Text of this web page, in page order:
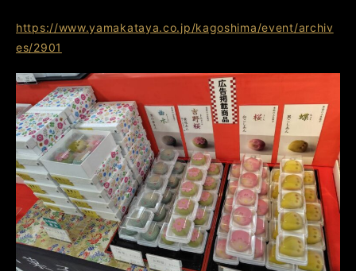
https://www.yamakataya.co.jp/kagoshima/event/archiv
es/2901